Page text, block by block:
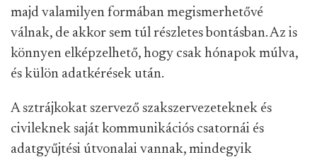
majd valamilyen formában megismerhetővé
válnak, de akkor sem túl részletes bontásban. Az is
könnyen elképzelhető, hogy csak hónapok múlva,
és külön adatkérések után.
A sztrájkokat szervező szakszervezeteknek és
civileknek saját kommunikációs csatornái és
adatgyűjtési útvonalai vannak, mindegyik